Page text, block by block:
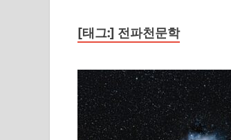
[태그:] 전파천문학